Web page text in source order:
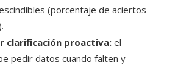
(porcentaje de aciertos
clarificación proactiva: el
pedir datos cuando falten y